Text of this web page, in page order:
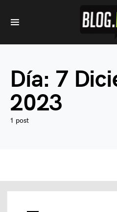
Día: 7
2023
1 post